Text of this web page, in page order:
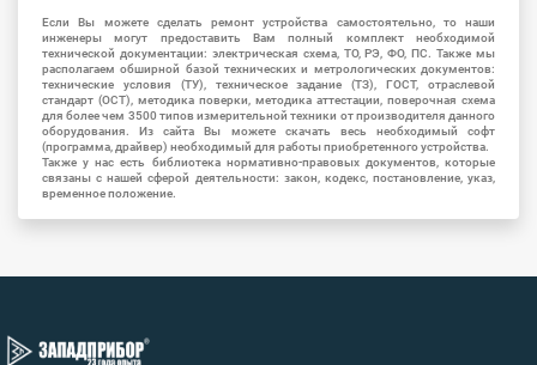
Если Вы можете сделать ремонт устройства самостоятельно, то наши
инженеры могут предоставить Вам полный комплект необходимой
технической документации: электрическая схема, ТО, РЭ, ФО, ПС. Также мы
располагаем обширной базой технических и метрологических документов:
технические условия (ТУ), техническое задание (ТЗ), ГОСТ, отраслевой
стандарт (ОСТ), методика поверки, методика аттестации, поверочная схема
для более чем 3500 типов измерительной техники от производителя данного
оборудования. Из сайта Вы можете скачать весь необходимый софт
(программа, драйвер) необходимый для работы приобретенного устройства.
Также у нас есть библиотека нормативно-правовых документов, которые
связаны с нашей сферой деятельности: закон, кодекс, постановление, указ,
временное положение.